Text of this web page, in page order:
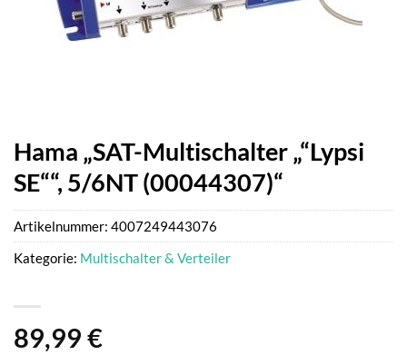
Hama „SAT-Multischalter „“Lypsi
SE““, 5/6NT (00044307)“
89,99 €
Artikelnummer: 4007249443076
Kategorie: Multischalter & Verteiler